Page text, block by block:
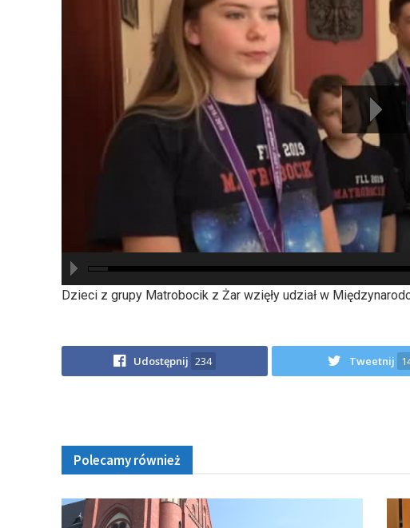
hd2880
hd2160
hd2160
hd1440
highres
hd1080
hd720
large
medium
small
tiny
Dzieci z grupy Matrobocik z Żar wzięły udział w
Udostępnij 234 Tweetnij
Polecamy również